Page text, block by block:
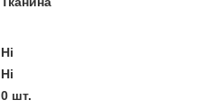
Ні
Ні
0 шт.